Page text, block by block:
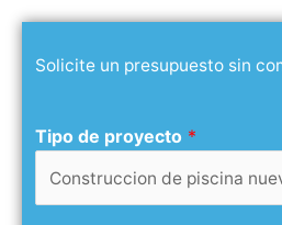
Solicite un presupuesto sin
Tipo de proyecto *